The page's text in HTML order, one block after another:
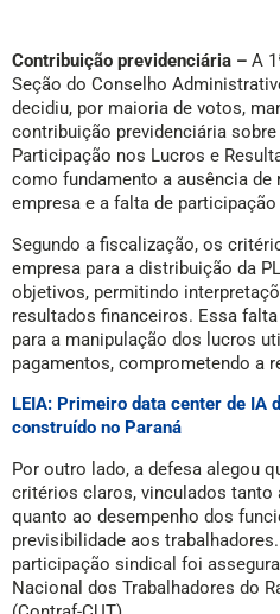
Contribuição previdenciária – A
Seção do Conselho
decidiu, por maioria de votos,
contribuição previdenciária
Participação nos Lucros e
como fundamento a ausência
empresa e a falta de
Segundo a fiscalização, os
empresa para a distribuição da
objetivos, permitindo
resultados financeiros. Essa
para a manipulação dos lucros
pagamentos, comprometendo a
LEIA: Primeiro data center de IA
construído no Paraná
Por outro lado, a defesa alegou
critérios claros, vinculados tanto
quanto ao desempenho dos
previsibilidade aos
participação sindical foi
Nacional dos Trabalhadores do